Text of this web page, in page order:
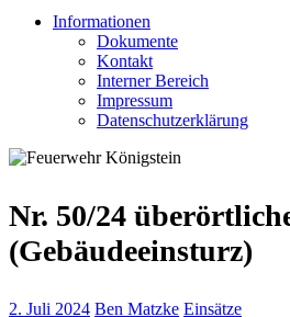
Informationen
Dokumente
Kontakt
Interner Bereich
Impressum
Datenschutzerklärung
Nr. 50/24
(Gebäudeeinsturz)
2. Juli 2024 Ben Matzke Einsätze